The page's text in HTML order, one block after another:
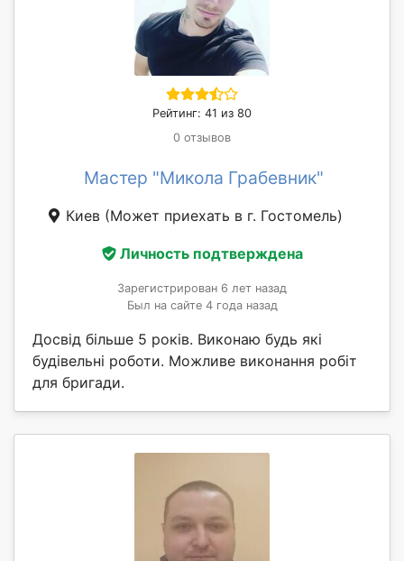
Рейтинг: 41 из 80
0 отзывов
Мастер "Микола Грабевник"
Киев (Может приехать в г. Гостомель)
Личность подтверждена
Зарегистрирован 6 лет назад
Был на сайте 4 года назад
Досвід більше 5 років. Виконаю будь які
будівельні роботи. Можливе виконання робіт
для бригади.